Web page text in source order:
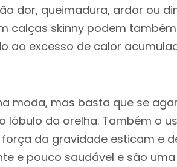
dor, queimadura, ardor ou
calças skinny podem
ao excesso de calor
moda, mas basta que se
lóbulo da orelha. Também o
da gravidade esticam e
e pouco saudável e são